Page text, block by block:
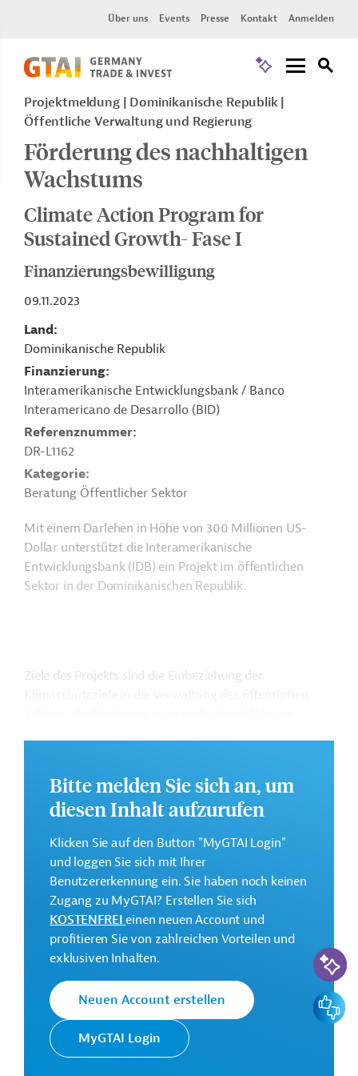
Über uns Events Presse Kontakt Anmelden
Projektmeldung
Dominikanische Republik
Öffentliche Verwaltung und Regierung
Förderung des nachhaltigen
Wachstums
Climate Action Program for
Sustained Growth- Fase I
Finanzierungsbewilligung
09.11.2023
Land
Dominikanische Republik
Finanzierung
Interamerikanische Entwicklungsbank / Banco
Interamericano de Desarrollo (BID)
Referenznummer
DR-L1162
Kategorie
Beratung Öffentlicher Sektor
Mit einem Darlehen in Höhe von 300 Millionen US-
Dollar unterstützt die Interamerikanische
Entwicklungsbank (IDB) ein Projekt im öffentlichen
Sektor in der Dominikanischen Republik.
Ziele des Projekts sind die Einbeziehung der
Weitere Informationen zu dem Entwicklungsprojekt
finden Sie auf derWebseite der IDB
.
GTAI informiert über dieIDB: Schwerpunkte, Regularien
und praktische Hinweise zur Geschäftsanbahnung.
Gesamtkosten:
300 Millionen US-Dollar
Geberbeitrag:
300 Millionen US-Dollar (Darlehen)
Kontaktadresse
Bitte melden Sie sich an, um
diesen Inhalt aufzurufen
Klicken Sie auf den Button "MyGTAI Login"
und loggen Sie sich mit Ihrer
Benutzererkennung ein. Sie haben noch keinen
Zugang zu MyGTAI? Erstellen Sie sich
KOSTENFREIeinen neuen Account und
profitieren Sie von zahlreichen Vorteilen und
exklusiven Inhalten.
Neuen Account erstellen
MyGTAI Login
KI-